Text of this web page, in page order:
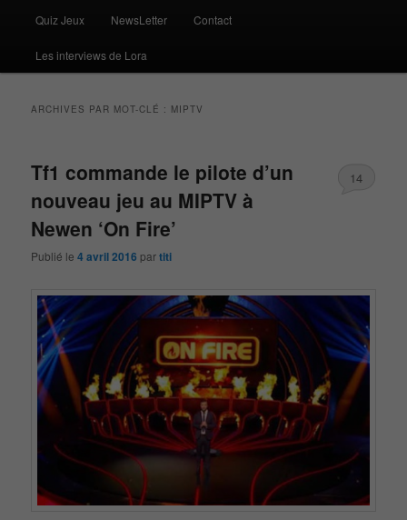
Quiz Jeux NewsLetter Contact
Les interviews de Lora
ARCHIVES PAR MOT-CLÉ : MIPTV
Tf1 commande le pilote d’un
nouveau jeu au MIPTV à
Newen ‘On Fire’
Publié le4 avril 2016 partiti
14